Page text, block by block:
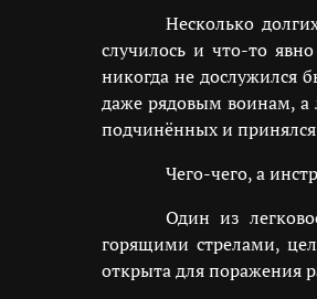
Несколько
случилось и что-то
никогда не дослужился
даже рядовым воинам, а
подчинённых и принялся
Чего-чего, а
Один из
горящими стрелами,
открыта для поражения